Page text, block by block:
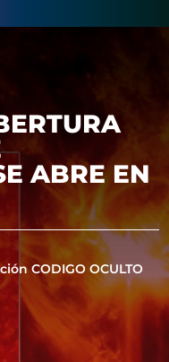
ABRE EN
CODIGO OCULTO